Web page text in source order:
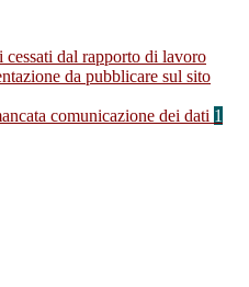
cessati dal rapporto di lavoro
da pubblicare sul sito
comunicazione dei dati 1